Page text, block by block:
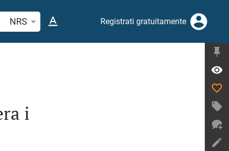
verso biblico o parola
NRS Registrati gratuitamente
i